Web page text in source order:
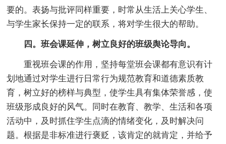
要的。表扬与批评同样重要，时常从生活上关心学生、
与学生家长保持一定的联系，将对学生很大的帮助。
四。班会课延伸，树立良好的班级舆论导向。
重视班会课的作用，坚持每堂班会课都有意识有计
划地通过对学生进行日常行为规范教育和道德素质教
育，树立好的榜样与典型，使学生具有集体荣誉感，使
班级形成良好的风气。同时在教育、教学、生活和各项
活动中，及时抓住学生点滴的情绪变化，及时解决问
题。根据是非标准进行褒贬，该肯定的就肯定，并给予